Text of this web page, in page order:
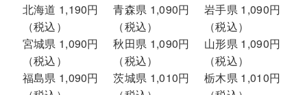
北海道 1,190円
（税込）
青森県 1,090円
（税込）
岩手県 1,090円
（税込）
宮城県 1,090円
（税込）
秋田県 1,090円
（税込）
山形県 1,090円
（税込）
福島県 1,090円
茨城県 1,010円
栃木県 1,010円